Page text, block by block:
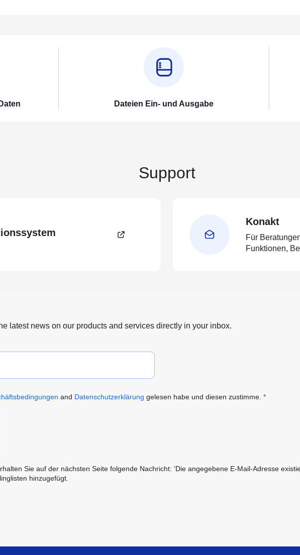
Dateien Ein- und Ausgabe
Support
Konakt
Für
Funktionen,
latest news on our products and services directly in your inbox.
and Datenschutzerklärung gelesen habe und diesen zustimme. *
Sie auf der nächsten Seite folgende Nachricht: 'Die angegebene E-Mail-Adresse
hinzugefügt.